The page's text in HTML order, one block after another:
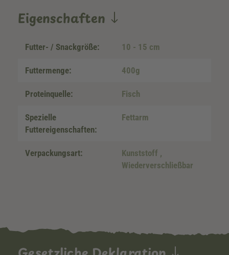
Eigenschaften
Futter- / Snackgröße: 10 - 15 cm
Futtermenge: 400g
Proteinquelle: Fisch
Spezielle
Futtereigenschaften:
Fettarm
Verpackungsart: Kunststoff ,
Wiederverschließbar